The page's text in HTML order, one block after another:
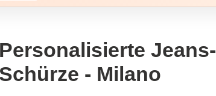
Personalisierte Jeans-
Schürze - Milano